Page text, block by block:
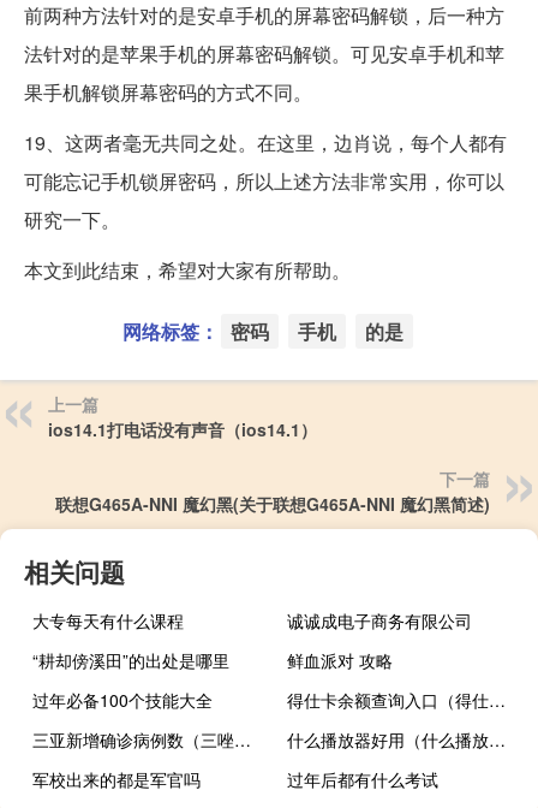
前两种方法针对的是安卓手机的屏幕密码解锁，后一种方
法针对的是苹果手机的屏幕密码解锁。可见安卓手机和苹
果手机解锁屏幕密码的方式不同。
19、这两者毫无共同之处。在这里，边肖说，每个人都有
可能忘记手机锁屏密码，所以上述方法非常实用，你可以
研究一下。
本文到此结束，希望对大家有所帮助。
网络标签： 密码 手机 的是
上一篇
ios14.1打电话没有声音（ios14.1）
下一篇
联想G465A-NNI 魔幻黑(关于联想G465A-NNI 魔幻黑简述)
相关问题
大专每天有什么课程
诚诚成电子商务有限公司
“耕却傍溪田”的出处是哪里
鲜血派对 攻略
过年必备100个技能大全
得仕卡余额查询入口（得仕卡余额查询官网）
三亚新增确诊病例数（三唑酮）
什么播放器好用（什么播放器好用）
军校出来的都是军官吗
过年后都有什么考试